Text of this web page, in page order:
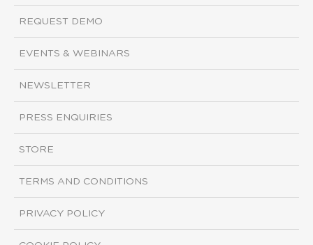
REQUEST DEMO
EVENTS & WEBINARS
NEWSLETTER
PRESS ENQUIRIES
STORE
TERMS AND CONDITIONS
PRIVACY POLICY